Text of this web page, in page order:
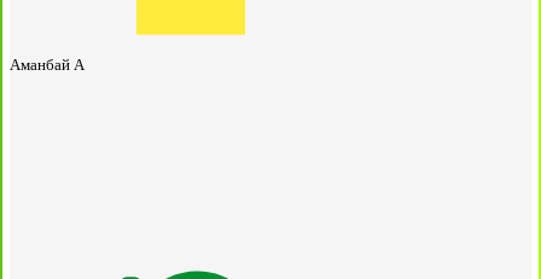
Аманбай А